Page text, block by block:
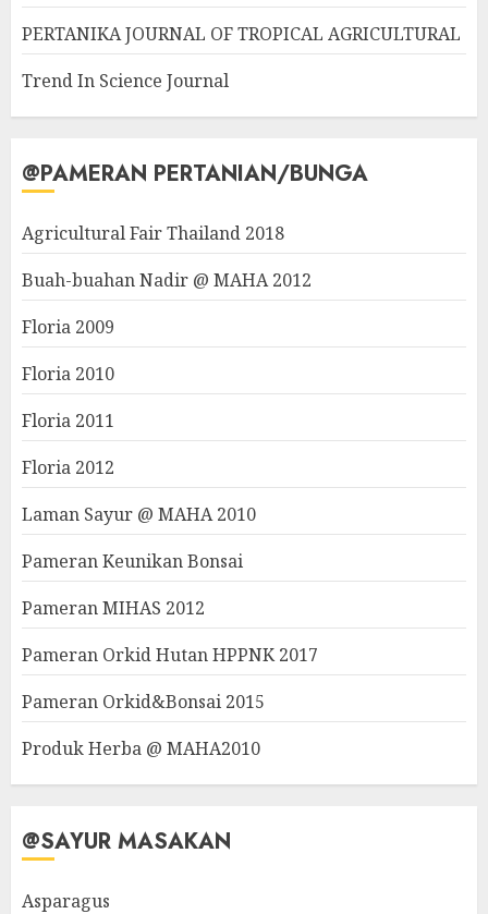
PERTANIKA JOURNAL OF TROPICAL AGRICULTURAL
Trend In Science Journal
@PAMERAN PERTANIAN/BUNGA
Agricultural Fair Thailand 2018
Buah-buahan Nadir @ MAHA 2012
Floria 2009
Floria 2010
Floria 2011
Floria 2012
Laman Sayur @ MAHA 2010
Pameran Keunikan Bonsai
Pameran MIHAS 2012
Pameran Orkid Hutan HPPNK 2017
Pameran Orkid&Bonsai 2015
Produk Herba @ MAHA2010
@SAYUR MASAKAN
Asparagus